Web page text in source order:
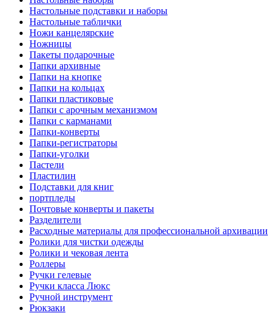
Настольные подставки и наборы
Настольные таблички
Ножи канцелярские
Ножницы
Пакеты подарочные
Папки архивные
Папки на кнопке
Папки на кольцах
Папки пластиковые
Папки с арочным механизмом
Папки с карманами
Папки-конверты
Папки-регистраторы
Папки-уголки
Пастели
Пластилин
Подставки для книг
портпледы
Почтовые конверты и пакеты
Разделители
Расходные материалы для профессиональной архивации
Ролики для чистки одежды
Ролики и чековая лента
Роллеры
Ручки гелевые
Ручки класса Люкс
Ручной инструмент
Рюкзаки